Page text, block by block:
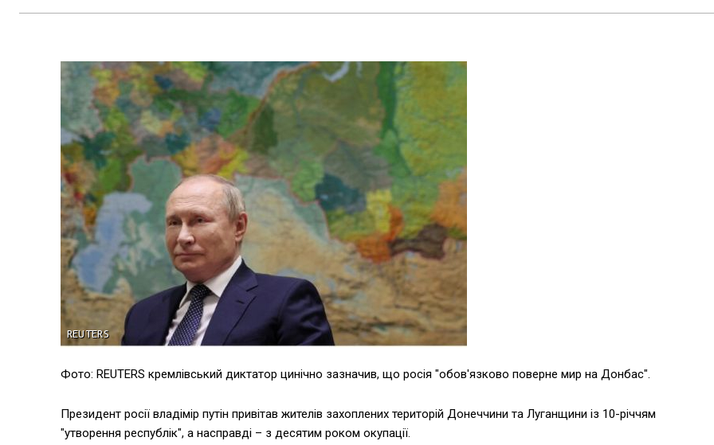
Фото: REUTERS кремлівський диктатор цинічно зазначив, що росія "обов'язково поверне мир на Донбас".
Президент росії владімір путін привітав жителів захоплених територій Донеччини та Луганщини із 10-річчям
"утворення республік", а насправді – з десятим роком окупації.